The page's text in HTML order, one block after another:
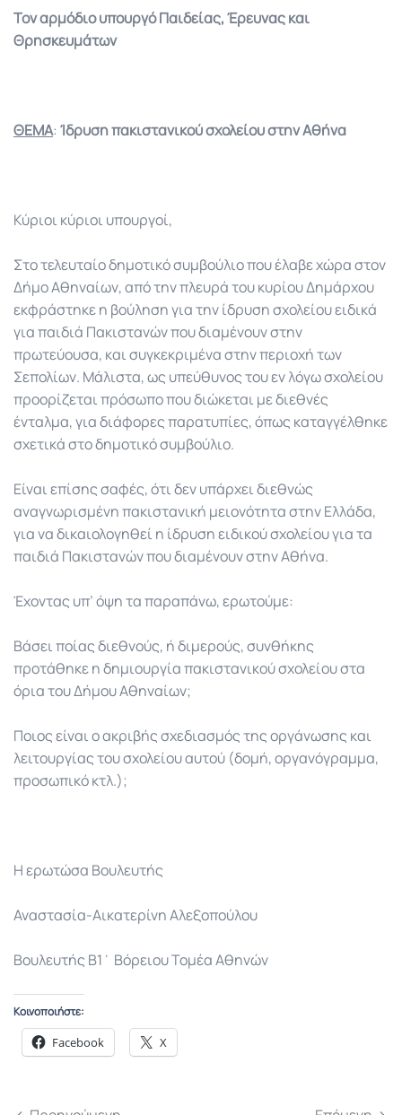
Τον αρμόδιο υπουργό Παιδείας, Έρευνας και
Θρησκευμάτων
ΘΕΜΑ: Ίδρυση πακιστανικού σχολείου στην Αθήνα
Κύριοι κύριοι υπουργοί,
Στο τελευταίο δημοτικό συμβούλιο που έλαβε χώρα στον
Δήμο Αθηναίων, από την πλευρά του κυρίου Δημάρχου
εκφράστηκε η βούληση για την ίδρυση σχολείου ειδικά
για παιδιά Πακιστανών που διαμένουν στην
πρωτεύουσα, και συγκεκριμένα στην περιοχή των
Σεπολίων. Μάλιστα, ως υπεύθυνος του εν λόγω σχολείου
προορίζεται πρόσωπο που διώκεται με διεθνές
ένταλμα, για διάφορες παρατυπίες, όπως καταγγέλθηκε
σχετικά στο δημοτικό συμβούλιο.
Είναι επίσης σαφές, ότι δεν υπάρχει διεθνώς
αναγνωρισμένη πακιστανική μειονότητα στην Ελλάδα,
για να δικαιολογηθεί η ίδρυση ειδικού σχολείου για τα
παιδιά Πακιστανών που διαμένουν στην Αθήνα.
Έχοντας υπ’ όψη τα παραπάνω, ερωτούμε:
Βάσει ποίας διεθνούς, ή διμερούς, συνθήκης
προτάθηκε η δημιουργία πακιστανικού σχολείου στα
όρια του Δήμου Αθηναίων;
Ποιος είναι ο ακριβής σχεδιασμός της οργάνωσης και
λειτουργίας του σχολείου αυτού (δομή, οργανόγραμμα,
προσωπικό κτλ.);
Η ερωτώσα Βουλευτής
Αναστασία-Αικατερίνη Αλεξοπούλου
Βουλευτής Β1΄ Βόρειου Τομέα Αθηνών
Κοινοποιήστε:
Facebook X